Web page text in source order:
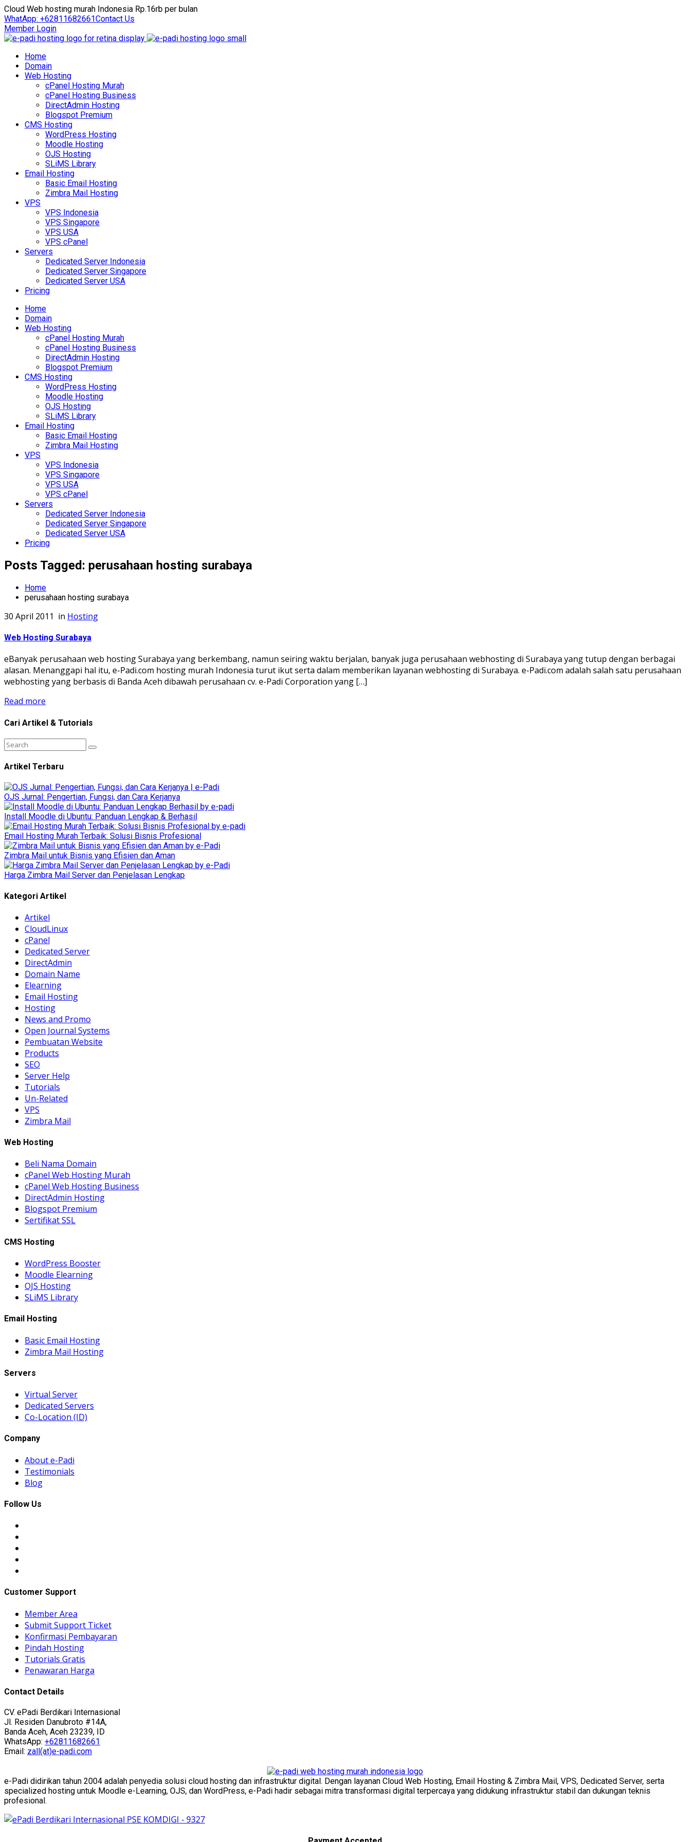
Cloud Web hosting murah Indonesia Rp.16rb per bulan
WhatApp: +62811682661Contact Us
Member Login
Home
Domain
Web Hosting
cPanel Hosting Murah
cPanel Hosting Business
DirectAdmin Hosting
Blogspot Premium
CMS Hosting
WordPress Hosting
Moodle Hosting
OJS Hosting
SLiMS Library
Email Hosting
Basic Email Hosting
Zimbra Mail Hosting
VPS
VPS Indonesia
VPS Singapore
VPS USA
VPS cPanel
Servers
Dedicated Server Indonesia
Dedicated Server Singapore
Dedicated Server USA
Pricing
Home
Domain
Web Hosting
cPanel Hosting Murah
cPanel Hosting Business
DirectAdmin Hosting
Blogspot Premium
CMS Hosting
WordPress Hosting
Moodle Hosting
OJS Hosting
SLiMS Library
Email Hosting
Basic Email Hosting
Zimbra Mail Hosting
VPS
VPS Indonesia
VPS Singapore
VPS USA
VPS cPanel
Servers
Dedicated Server Indonesia
Dedicated Server Singapore
Dedicated Server USA
Pricing
Posts Tagged: perusahaan hosting surabaya
Home
perusahaan hosting surabaya
30 April 2011 in Hosting
Web Hosting Surabaya
eBanyak perusahaan web hosting Surabaya yang berkembang, namun seiring waktu berjalan, banyak juga perusahaan webhosting di Surabaya yang tutup dengan berbagai
alasan. Menanggapi hal itu, e-Padi.com hosting murah Indonesia turut ikut serta dalam memberikan layanan webhosting di Surabaya. e-Padi.com adalah salah satu perusahaan
webhosting yang berbasis di Banda Aceh dibawah perusahaan cv. e-Padi Corporation yang […]
Read more
Cari Artikel & Tutorials
Artikel Terbaru
OJS Jurnal: Pengertian, Fungsi, dan Cara Kerjanya
Install Moodle di Ubuntu: Panduan Lengkap & Berhasil
Email Hosting Murah Terbaik: Solusi Bisnis Profesional
Zimbra Mail untuk Bisnis yang Efisien dan Aman
Harga Zimbra Mail Server dan Penjelasan Lengkap
Kategori Artikel
Artikel
CloudLinux
cPanel
Dedicated Server
DirectAdmin
Domain Name
Elearning
Email Hosting
Hosting
News and Promo
Open Journal Systems
Pembuatan Website
Products
SEO
Server Help
Tutorials
Un-Related
VPS
Zimbra Mail
Web Hosting
Beli Nama Domain
cPanel Web Hosting Murah
cPanel Web Hosting Business
DirectAdmin Hosting
Blogspot Premium
Sertifikat SSL
CMS Hosting
WordPress Booster
Moodle Elearning
OJS Hosting
SLiMS Library
Email Hosting
Basic Email Hosting
Zimbra Mail Hosting
Servers
Virtual Server
Dedicated Servers
Co-Location (ID)
Company
About e-Padi
Testimonials
Blog
Follow Us
Customer Support
Member Area
Submit Support Ticket
Konfirmasi Pembayaran
Pindah Hosting
Tutorials Gratis
Penawaran Harga
Contact Details
CV. ePadi Berdikari Internasional
Jl. Residen Danubroto #14A,
Banda Aceh, Aceh 23239, ID
WhatsApp: +62811682661
Email: zall(at)e-padi.com
e-Padi didirikan tahun 2004 adalah penyedia solusi cloud hosting dan infrastruktur digital. Dengan layanan Cloud Web Hosting, Email Hosting & Zimbra Mail, VPS, Dedicated Server, serta
specialized hosting untuk Moodle e-Learning, OJS, dan WordPress, e-Padi hadir sebagai mitra transformasi digital terpercaya yang didukung infrastruktur stabil dan dukungan teknis
profesional.